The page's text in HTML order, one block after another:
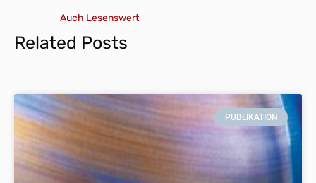
Auch Lesenswert
Related Posts
PUBLIKATION